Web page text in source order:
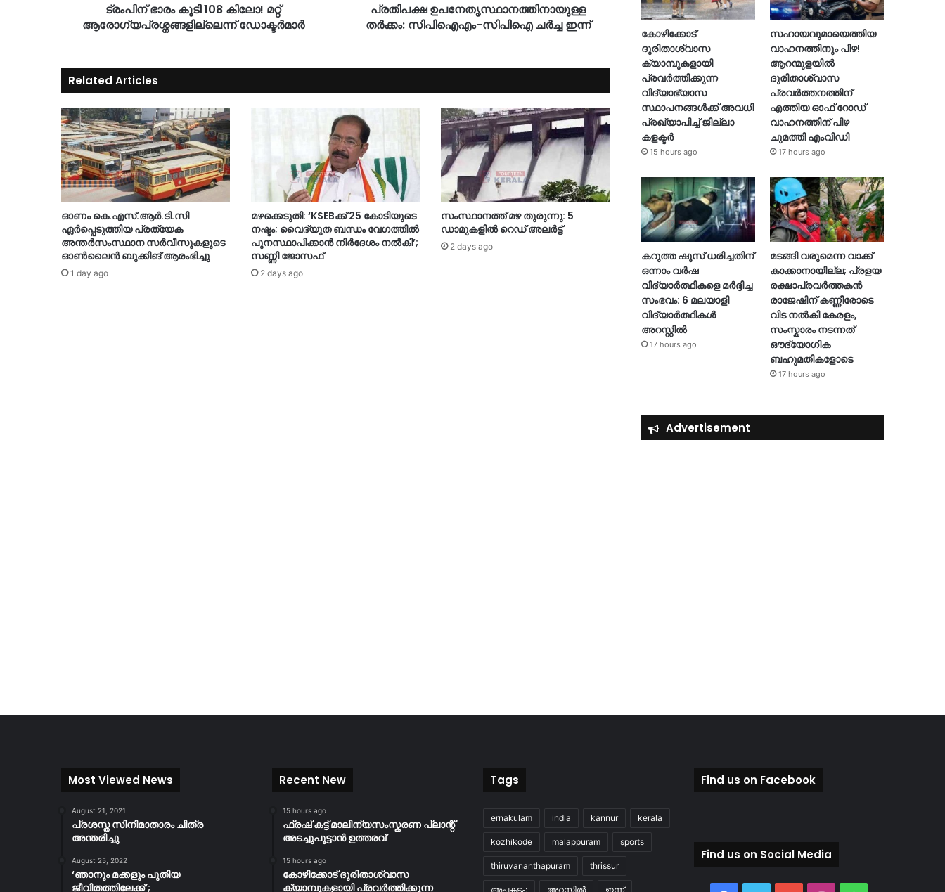
ട്രംപിന് ഭാരം കൂടി 108 കിലോ! മറ്റ്
ആരോഗ്യപ്രശ്നങ്ങളില്ലെന്ന് ഡോക്ടർമാർ
പ്രതിപക്ഷ ഉപനേതൃസ്ഥാനത്തിനായുള്ള
തര്‍ക്കം: സിപിഐഎം-സിപിഐ ചര്‍ച്ച ഇന്ന്
Related Articles
ഓണം കെ.എസ്.ആർ.ടി.സി
ഏർപ്പെടുത്തിയ പ്രത്യേക
അന്തർസംസ്ഥാന സർവീസുകളുടെ
ഓൺലൈൻ ബുക്കിങ് ആരംഭിച്ചു
1 day ago
മഴക്കെടുതി: ‘KSEBക്ക് 25 കോടിയുടെ
നഷ്ടം; വൈദ്യുത ബന്ധം വേഗത്തിൽ
പുനസ്ഥാപിക്കാൻ നിർ​ദേശം നൽകി’;
സണ്ണി ജോസഫ്
2 days ago
സംസ്ഥാനത്ത് മഴ തുരുന്നു: 5
ഡാമുകളിൽ റെഡ് അലർട്ട്
2 days ago
കോഴിക്കോട്
ദുരിതാശ്വാസ
ക്യാമ്പുകളായി
പ്രവര്‍ത്തിക്കുന്ന
വിദ്യാഭ്യാസ
സ്ഥാപനങ്ങള്‍ക്ക് അവധി
പ്രഖ്യാപിച്ച് ജില്ലാ
കളക്ടർ
15 hours ago
സഹായവുമായെത്തിയ
വാഹനത്തിനും പിഴ!
ആറന്മുളയില്‍
ദുരിതാശ്വാസ
പ്രവര്‍ത്തനത്തിന്
എത്തിയ ഓഫ് റോഡ്
വാഹനത്തിന് പിഴ
ചുമത്തി എംവിഡി
17 hours ago
കറുത്ത ഷൂസ് ധരിച്ചതിന്
ഒന്നാം വർഷ
വിദ്യാർത്ഥികളെ മർദ്ദിച്ച
സംഭവം: 6 മലയാളി
വിദ്യാർത്ഥികൾ
അറസ്റ്റിൽ
17 hours ago
മടങ്ങി വരുമെന്ന വാക്ക്
കാക്കാനായില്ല; പ്രളയ
രക്ഷാപ്രവർത്തകൻ
രാജേഷിന് കണ്ണീരോടെ
വിട നൽകി കേരളം,
സംസ്കാരം നടന്നത്
ഔദ്യോ​ഗിക
ബഹുമതികളോടെ
17 hours ago
Advertisement
Most Viewed News
August 21, 2021
പ്രശസ്ത സിനിമാതാരം ചിത്ര
അന്തരിച്ചു
August 25, 2022
‘ഞാനും മക്കളും പുതിയ
ജീവിതത്തിലേക്ക്’;
Recent New
15 hours ago
ഫ്രഷ് കട്ട് മാലിന്യസംസ്കരണ പ്ലാന്റ്
അടച്ചുപൂട്ടാൻ ഉത്തരവ്
15 hours ago
കോഴിക്കോട് ദുരിതാശ്വാസ
ക്യാമ്പുകളായി പ്രവര്‍ത്തിക്കുന്ന
Tags
ernakulam india kannur kerala
kozhikode malappuram sports
thiruvananthapuram thrissur
അപകടം; അറസ്റ്റിൽ ഇന്ന്
Find us on Facebook
Find us on Social Media